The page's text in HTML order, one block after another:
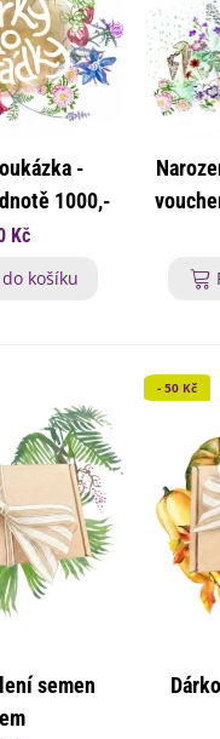
-
1000,-
Kč
košíku
semen
- 50 Kč